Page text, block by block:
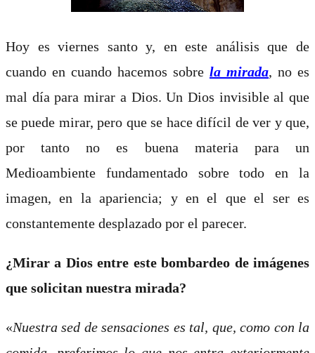
Hoy es viernes santo y, en este análisis que de
cuando en cuando hacemos sobre la mirada, no es
mal día para mirar a Dios. Un Dios invisible al que
se puede mirar, pero que se hace difícil de ver y que,
por tanto no es buena materia para un
Medioambiente fundamentado sobre todo en la
imagen, en la apariencia; y en el que el ser es
constantemente desplazado por el parecer.
¿Mirar a Dios entre este bombardeo de imágenes
que solicitan nuestra mirada?
«Nuestra sed de sensaciones es tal, que, como con la